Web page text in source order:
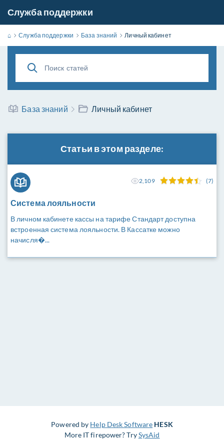
Служба поддержки
⌂ Служба поддержки База знаний Личный кабинет
База знаний Личный кабинет
Статьи в этом разделе:
Система лояльности
В личном кабинете кассы на тарифе Стандарт доступна
встроенная система лояльности. В Кассатке можно
начисля�...
2,109 (7)
Powered by Help Desk Software HESK
More IT firepower? TrySysAid